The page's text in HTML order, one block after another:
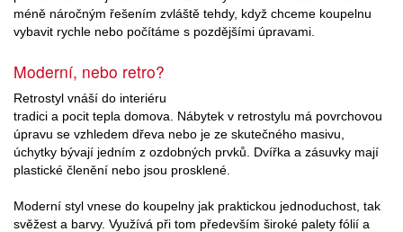
méně náročným řešením zvláště tehdy, když chceme koupelnu
vybavit rychle nebo počítáme s pozdějšími úpravami.
Moderní, nebo retro?
Retrostyl vnáší do interiéru
tradici a pocit tepla domova. Nábytek v retrostylu má povrchovou
úpravu se vzhledem dřeva nebo je ze skutečného masivu,
úchytky bývají jedním z ozdobných prvků. Dvířka a zásuvky mají
plastické členění nebo jsou prosklené.
Moderní styl vnese do koupelny jak praktickou jednoduchost, tak
svěžest a barvy. Využívá při tom především široké palety fólií a